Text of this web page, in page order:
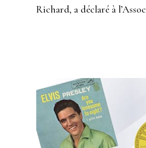
Richard, a déclaré à